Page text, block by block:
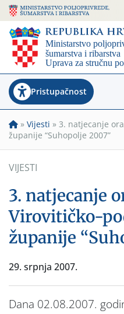
Pristupačnost
» Vijesti » 3. natjecanje
županije “Suhopolje 2007”
VIJESTI
3. natjecanje
Virovitičko-
županije
29. srpnja 2007.
Dana 02.08.2007.